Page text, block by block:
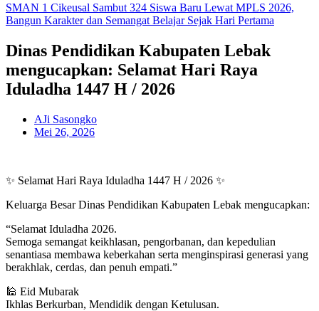
SMAN 1 Cikeusal Sambut 324 Siswa Baru Lewat MPLS 2026,
Bangun Karakter dan Semangat Belajar Sejak Hari Pertama
Dinas Pendidikan Kabupaten Lebak
mengucapkan: Selamat Hari Raya
Iduladha 1447 H / 2026
AJi Sasongko
Mei 26, 2026
✨ Selamat Hari Raya Iduladha 1447 H / 2026 ✨
Keluarga BesarDinas Pendidikan Kabupaten Lebak mengucapkan:
“Selamat Iduladha 2026.
Semoga semangat keikhlasan, pengorbanan, dan kepedulian
senantiasa membawa keberkahan serta menginspirasi generasi yang
berakhlak, cerdas, dan penuh empati.”
🕌 Eid Mubarak
Ikhlas Berkurban, Mendidik dengan Ketulusan.